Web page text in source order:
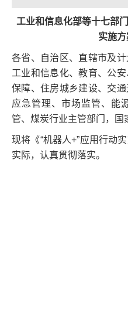
工业和信息化部等十七部
实施
各省、自治区、直辖市及
工业和信息化、教育、公
保障、住房城乡建设、交通
应急管理、市场监管、能
管、煤炭行业主管部门，国
现将《“机器人+”应用行动
实际，认真贯彻落实。